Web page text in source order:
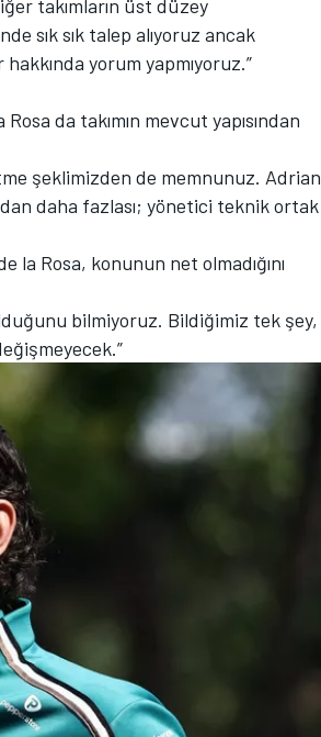
takımların üst düzey
sık sık talep alıyoruz ancak
yorum yapmıyoruz.”
da takımın mevcut yapısından
şeklimizden de memnunuz. Adrian
daha fazlası; yönetici teknik ortak
la Rosa, konunun net olmadığını
bilmiyoruz. Bildiğimiz tek şey,